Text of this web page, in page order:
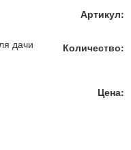
Артикул:
Количество:
Цена: